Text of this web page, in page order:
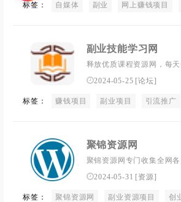
标签： 自媒体 副业 网上赚钱项目
副业技能学习网
释放优质课程资源网，每
视频教程课程。 ,释放优质
2024-05-25 [论坛]
标签： 赚钱项目 副业项目 引流推广
聚锦资源网
聚锦资源网专门收集全网
程包含自媒体，淘宝电商
2024-05-31 [资源]
标签： 聚锦资源网 副业资源项目 创